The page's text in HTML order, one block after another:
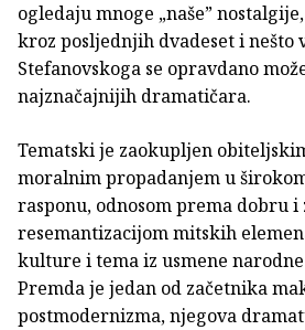
ogledaju mnoge „naše”
kroz posljednjih dvadeset i nešto
Stefanovskoga se opravdano
najznačajnijih dramatičara.
Tematski je zaokupljen
moralnim propadanjem u
rasponu, odnosom prema dobru i
resemantizacijom mitskih
kulture i tema iz usmene
Premda je jedan od začetnika
postmodernizma, njegova